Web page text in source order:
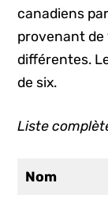
canadiens
provenant de
différentes.
de six.
Liste
Nom